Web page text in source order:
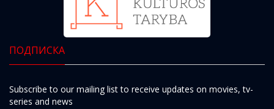
ПОДПИСКА
Subscribe to our mailing list to receive updates on movies, tv-
series and news